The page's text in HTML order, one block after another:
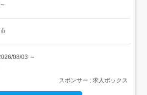
記の一律手当含むエリア職種手当/1万2,000円
08/03 ～
スポンサー : 求人ボックス